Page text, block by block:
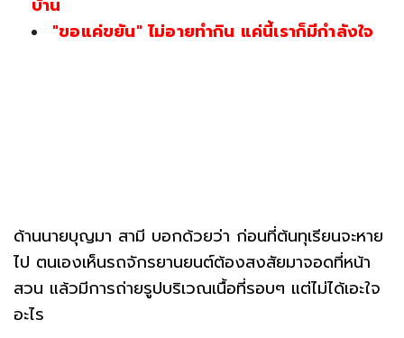
บ้าน
"ขอแค่ขยัน" ไม่อายทำกิน แค่นี้เราก็มีกำลังใจ
ด้านนายบุญมา สามี บอกด้วยว่า ก่อนที่ต้นทุเรียนจะหาย
ไป ตนเองเห็นรถจักรยานยนต์ต้องสงสัยมาจอดที่หน้า
สวน แล้วมีการถ่ายรูปบริเวณเนื้อที่รอบๆ แต่ไม่ได้เอะใจ
อะไร